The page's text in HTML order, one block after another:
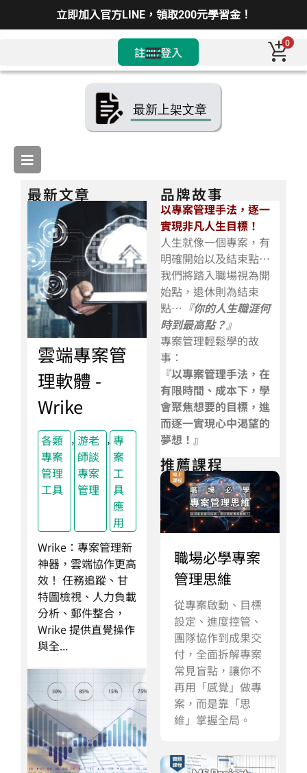
立即加入官方LINE，領取200元學習金！
註冊/登入
0
最新文章
雲端專案管
理軟體 -
Wrike
各類
專案
管理
工具
, 游老
師談
專案
管理
, 專
案
工
具
應
用
Wrike：專案管理新
神器，雲端協作更高
效！ 任務追蹤、甘
特圖檢視、人力負載
分析、郵件整合，
Wrike 提供直覺操作
與全...
品牌故事
以專案管理手法，逐一
實現非凡人生目標！
人生就像一個專案，有
明確開始以及結束點…
我們將踏入職場視為開
始點，退休則為結束
點… 『你的人生職涯何
時到最高點？』
專案管理輕鬆學的故
事：
『以專案管理手法，在
有限時間、成本下，學
會聚焦想要的目標，進
而逐一實現心中渴望的
夢想！』
推薦課程
職場必學專案
管理思維
從專案啟動、目標
設定、進度控管、
團隊協作到成果交
付，全面拆解專案
常見盲點，讓你不
再用「感覺」做專
案，而是靠「思
維」掌握全局。